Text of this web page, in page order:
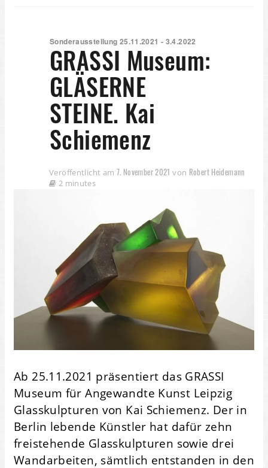
Sonderausstellung 25.11.2021 - 3.4.2022
GRASSI Museum:
GLÄSERNE
STEINE. Kai
Schiemenz
Veröffentlicht am 7. November 2021 von Robert Heidemann
2 minutes
Ab 25.11.2021 präsentiert das GRASSI
Museum für Angewandte Kunst Leipzig
Glasskulpturen von Kai Schiemenz. Der in
Berlin lebende Künstler hat dafür zehn
freistehende Glasskulpturen sowie drei
Wandarbeiten, sämtlich entstanden in den